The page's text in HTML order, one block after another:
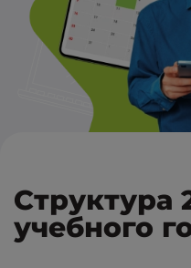
Структура
учебного